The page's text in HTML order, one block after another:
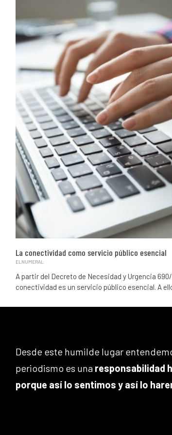
La conectividad como servicio público esencial
ELNUMERAL
A partir del Decreto de Necesidad y Urgencia
conectividad es un servicio público esencial. A
Desde este humilde lugar
periodismo es una responsabilidad
porque así lo sentimos y así lo